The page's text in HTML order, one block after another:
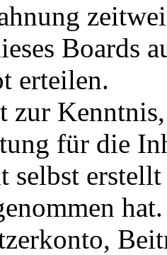
Boards
erteilen.
zur
für die
selbst